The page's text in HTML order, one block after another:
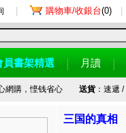
購物車/收銀台(0)
員書架精選 月讀
網購，悭钱省心 送貨：速遞 /
三国的真相